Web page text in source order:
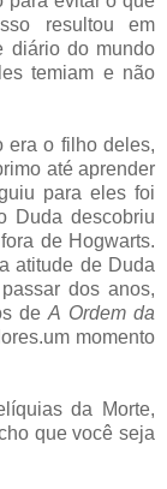
resultou em
diário do mundo
temiam e não
era o filho deles,
até aprender
para eles foi
Duda descobriu
de Hogwarts.
atitude de Duda
dos anos,
deA Ordem da
momento
da Morte,
que você seja